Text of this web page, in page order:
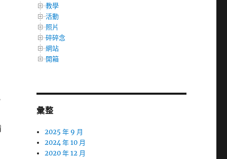
教學
活動
照片
碎碎念
網站
開箱
彙整
2025 年 9 月
2024 年 10 月
2020 年 12 月